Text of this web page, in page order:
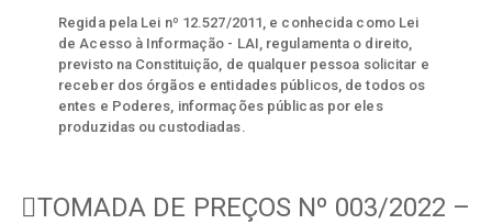
Regida pela Lei nº 12.527/2011, e conhecida como Lei
de Acesso à Informação - LAI, regulamenta o direito,
previsto na Constituição, de qualquer pessoa solicitar e
receber dos órgãos e entidades públicos, de todos os
entes e Poderes, informações públicas por eles
produzidas ou custodiadas.
TOMADA DE PREÇOS Nº 003/2022 –